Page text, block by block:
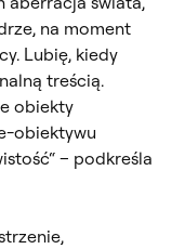
na moment
Lubię, kiedy
treścią.
obiekty
obiektywu
– podkreśla